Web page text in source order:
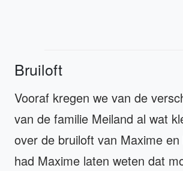
Bruiloft
Vooraf kregen we van de
van de familie Meiland al wat
over de bruiloft van Maxime
had Maxime laten weten dat